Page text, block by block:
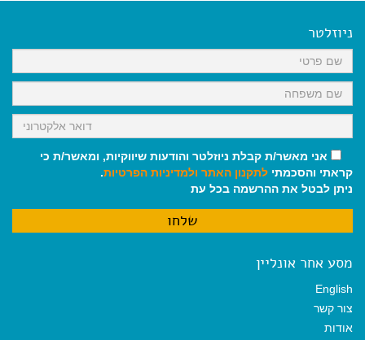
k
p
m
ניוזלטר
אני מאשר/ת קבלת ניוזלטר והודעות שיווקיות, ומאשר/ת כי
קראתי והסכמתי לתקנון האתר ולמדיניות הפרטיות.
ניתן לבטל את ההרשמה בכל עת
מסע אחר אונליין
English
צור קשר
אודות